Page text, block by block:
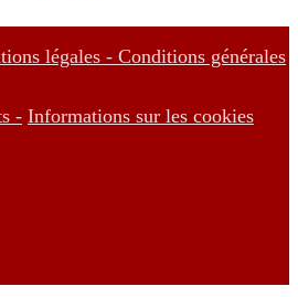
légales - Conditions générales
- Informations sur les cookies